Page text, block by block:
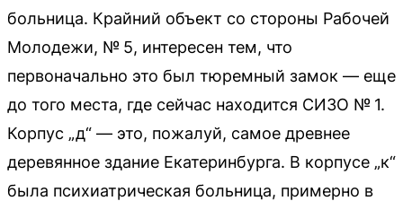
больница. Крайний объект со стороны Рабочей
Молодежи, № 5, интересен тем, что
первоначально это был тюремный замок — еще
до того места, где сейчас находится СИЗО № 1.
Корпус „д“ — это, пожалуй, самое древнее
деревянное здание Екатеринбурга. В корпусе „к“
была психиатрическая больница, примерно в